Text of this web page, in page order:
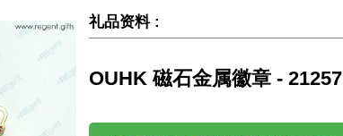
礼品资料 :
OUHK 磁石金属徽章 - 21257